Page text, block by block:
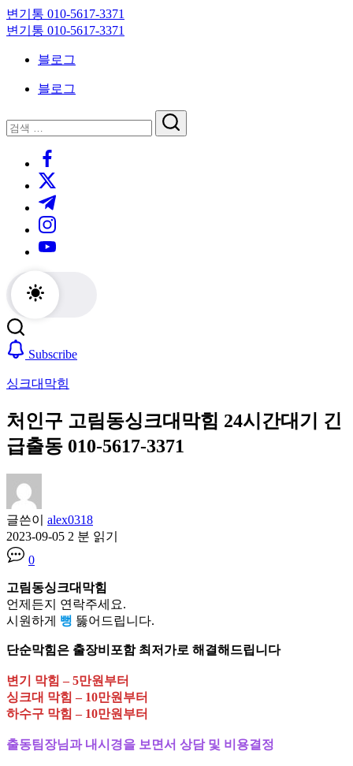
Skip
to
content
변기통 010-5617-3371
변
대
기
변기통 010-5617-3371
크
대
기
블로그
블로그
닫
기
검
검
https://www.facebook.com/
https://twitter.com/
https://t.me/
https://www.instagram.com/
https://youtube.com/
Subscribe
싱크대막힘
처인구 고림동싱크대막힘 24시간대기 긴
급출동 010-5617-3371
글쓴이 alex0318
2023-09-05 2 분 읽기
0
고림동싱크대막힘
언제든지 연락주세요.
시원하게 뻥 뚫어드립니다.
단순막힘은 출장비포함 최저가로 해결해드립니다
변기 막힘 – 5만원부터
싱크대 막힘 – 10만원부터
하수구 막힘 – 10만원부터
출동팀장님과 내시경을 보면서 상담 및 비용결정